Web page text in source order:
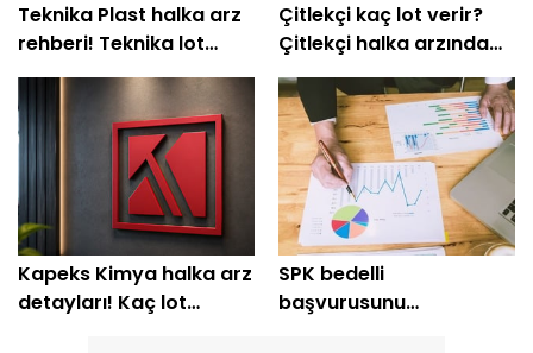
Teknika Plast halka arz
rehberi! Teknika lot
hesabı
Çitlekçi kaç lot verir?
Çitlekçi halka arzında
bilmeniz gerekenler
Kapeks Kimya halka arz
detayları! Kaç lot
SPK bedelli
başvurusunu